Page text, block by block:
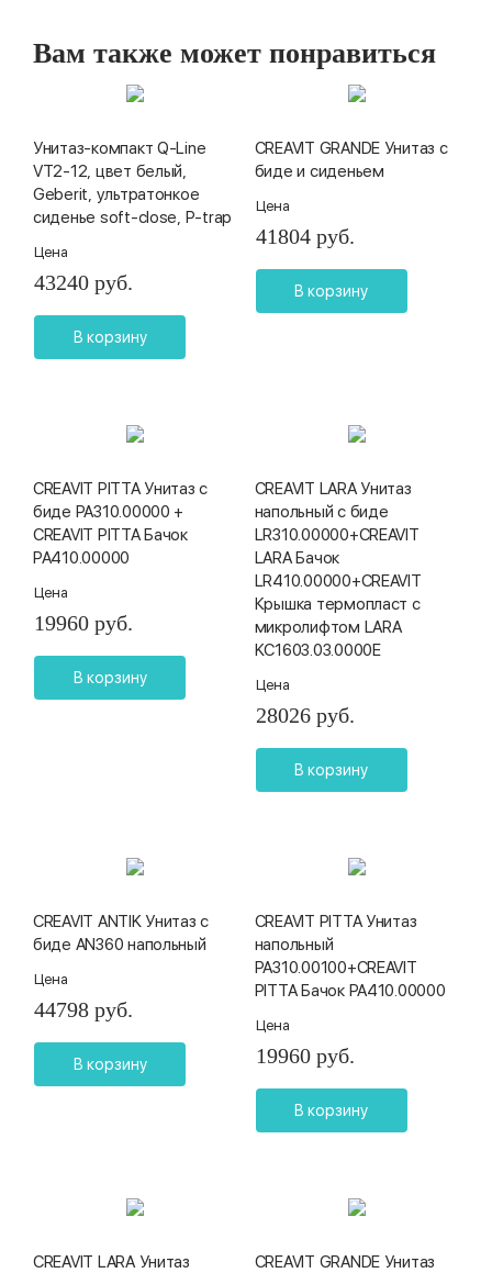
Вам также может понравиться
Унитаз-компакт Q-Line
VT2-12, цвет белый,
Geberit, ультратонкое
сиденье soft-close, P-trap
Цена
43240 руб.
В корзину
CREAVIT GRANDE Унитаз с
биде и сиденьем
Цена
41804 руб.
В корзину
CREAVIT PITTA Унитаз с
биде PA310.00000 +
CREAVIT PITTA Бачок
PA410.00000
Цена
19960 руб.
В корзину
CREAVIT LARA Унитаз
напольный с биде
LR310.00000+CREAVIT
LARA Бачок
LR410.00000+CREAVIT
Крышка термопласт с
микролифтом LARA
KC1603.03.0000E
Цена
28026 руб.
В корзину
CREAVIT ANTIK Унитаз с
биде AN360 напольный
Цена
44798 руб.
В корзину
CREAVIT PITTA Унитаз
напольный
PA310.00100+CREAVIT
PITTA Бачок PA410.00000
Цена
19960 руб.
В корзину
CREAVIT LARA Унитаз
CREAVIT GRANDE Унитаз